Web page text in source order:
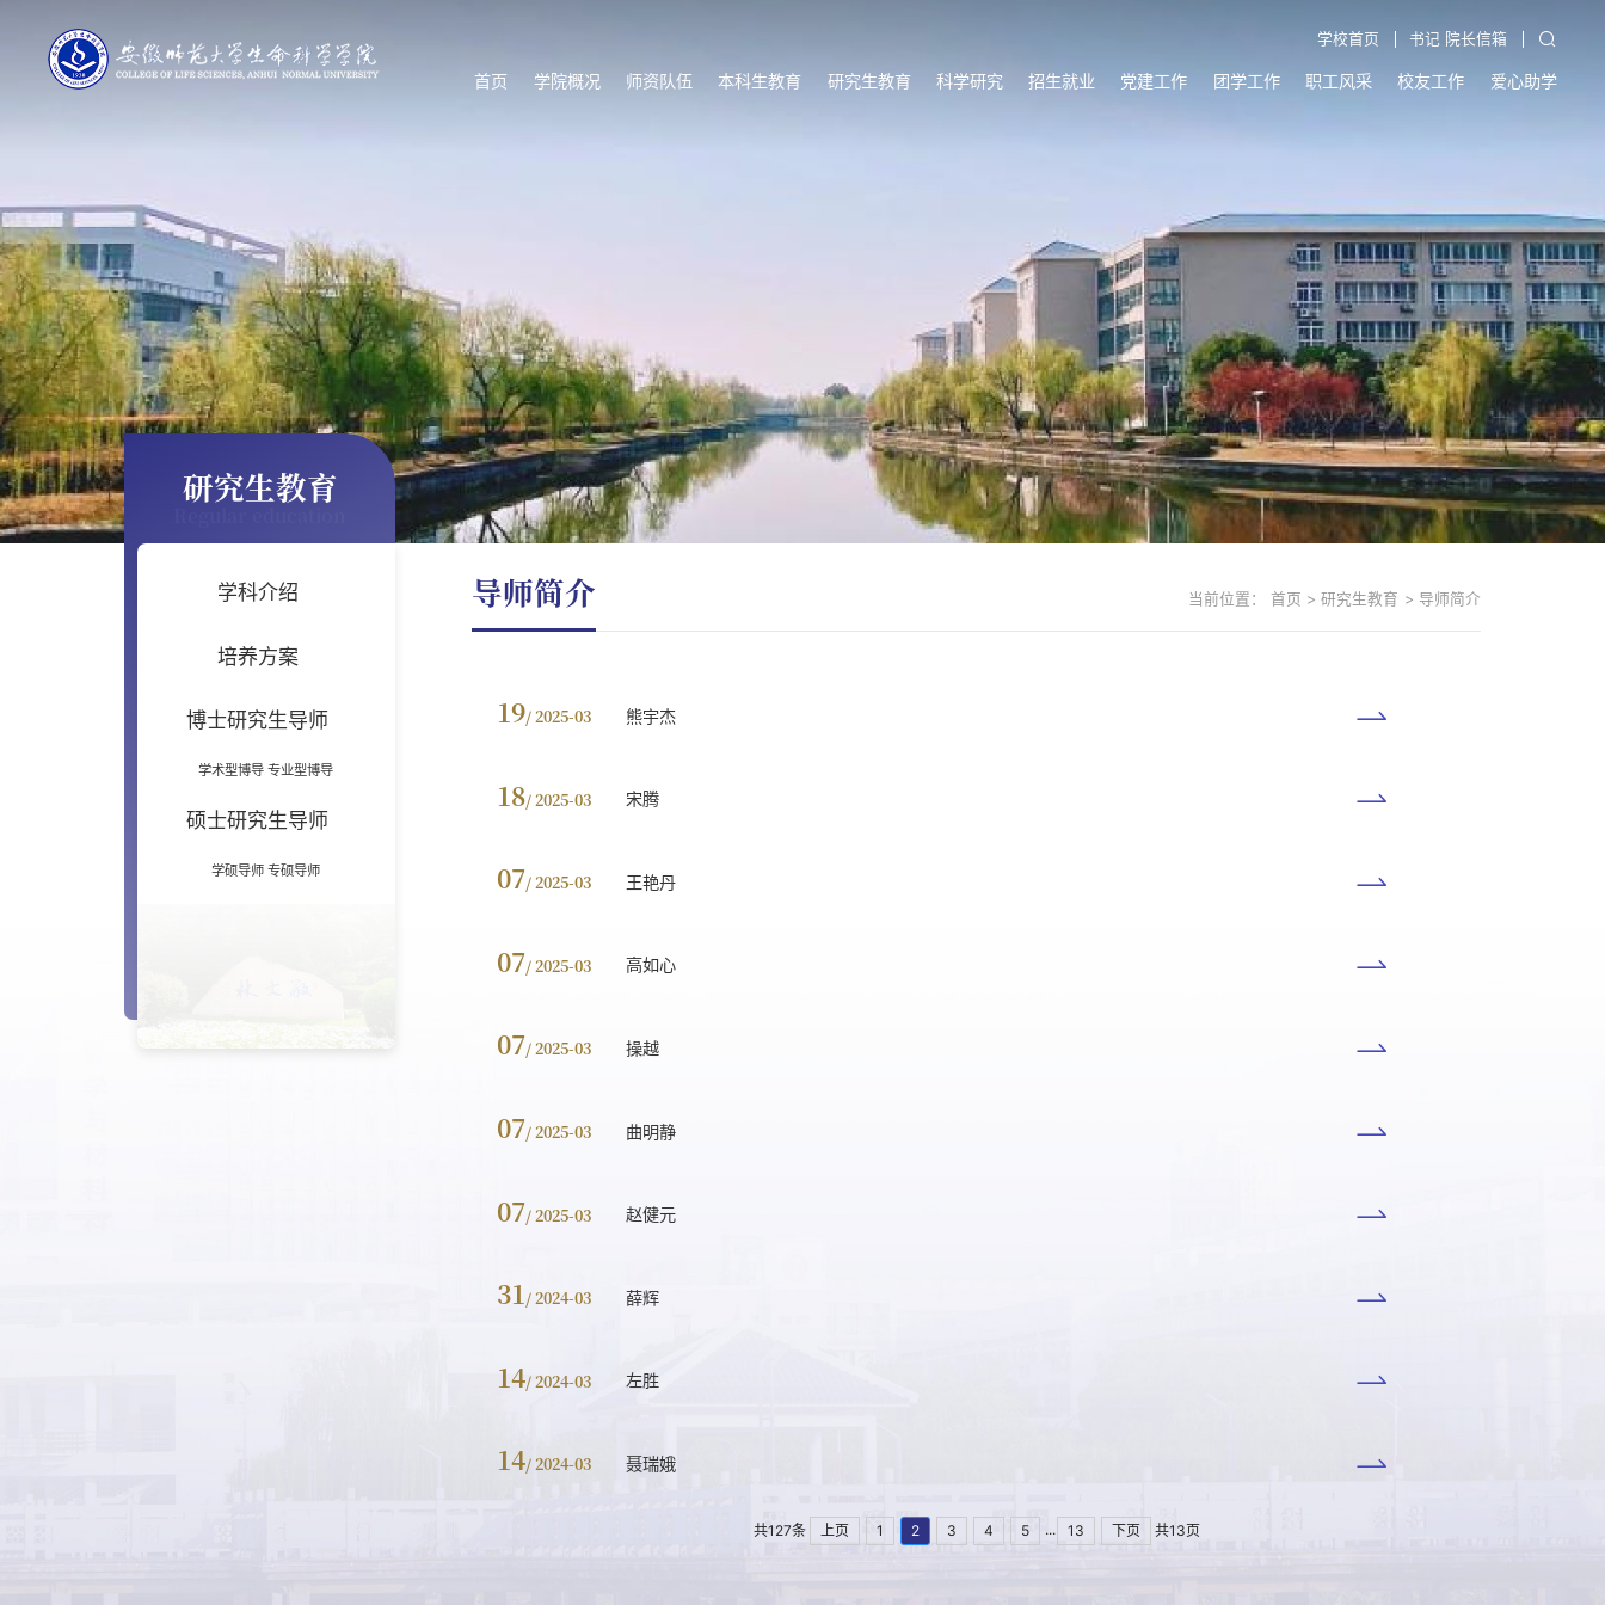
学校首页 书记 院长信箱
首页 学院概况 师资队伍 本科生教育 研究生教育 科学研究 招生就业 党建工作 团学工作 职工风采 校友工作 爱心助学
研究生教育
学科介绍
培养方案
博士研究生导师
学术型博导 专业型博导
硕士研究生导师
学硕导师 专硕导师
导师简介 当前位置： 首页 > 研究生教育 > 导师简介
19/ 2025-03 熊宇杰
18/ 2025-03 宋腾
07/ 2025-03 王艳丹
07/ 2025-03 高如心
07/ 2025-03 操越
07/ 2025-03 曲明静
07/ 2025-03 赵健元
31 / 2024-03 薛辉
14/ 2024-03 左胜
14/ 2024-03 聂瑞娥
共127条 上页 1 2 3 4 5 ... 13 下页 共13页